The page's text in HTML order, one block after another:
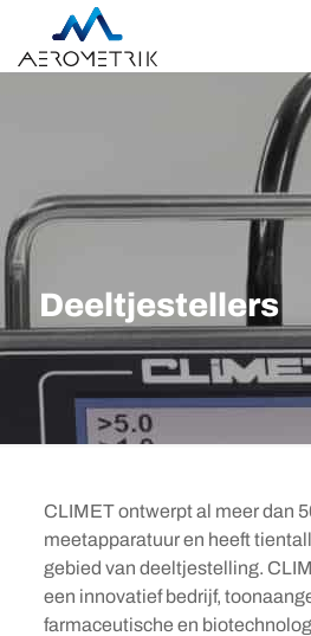
Deeltjestellers
CLIMET ontwerpt al meer dan
meetapparatuur en heeft
gebied van deeltjestelling.
een innovatief bedrijf,
farmaceutische en